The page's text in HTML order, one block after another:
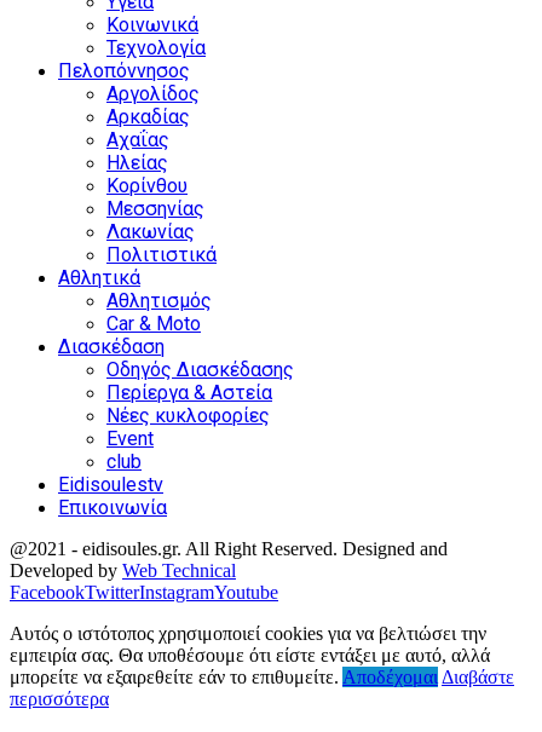
Κοινωνικά
Τεχνολογία
Πελοπόννησος
Αργολίδος
Αρκαδίας
Αχαΐας
Ηλείας
Κορίνθου
Μεσσηνίας
Λακωνίας
Πολιτιστικά
Αθλητικά
Αθλητισμός
Car & Moto
Διασκέδαση
Οδηγός Διασκέδασης
Περίεργα & Αστεία
Νέες κυκλοφορίες
Event
club
Eidisoulestv
Επικοινωνία
@2021 - eidisoules.gr. All Right Reserved. Designed and
Developed by Web Technical
FacebookTwitterInstagramYoutube
Αυτός ο ιστότοπος χρησιμοποιεί cookies για να βελτιώσει την
εμπειρία σας. Θα υποθέσουμε ότι είστε εντάξει με αυτό, αλλά
μπορείτε να εξαιρεθείτε εάν το επιθυμείτε. Αποδέχομαι Διαβάστε
περισσότερα